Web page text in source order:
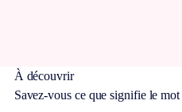
À découvrir
Savez-vous ce que signifie le mot